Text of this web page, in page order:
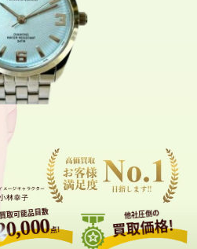
買取可能品目数
点!
他社圧倒の
買取価格!